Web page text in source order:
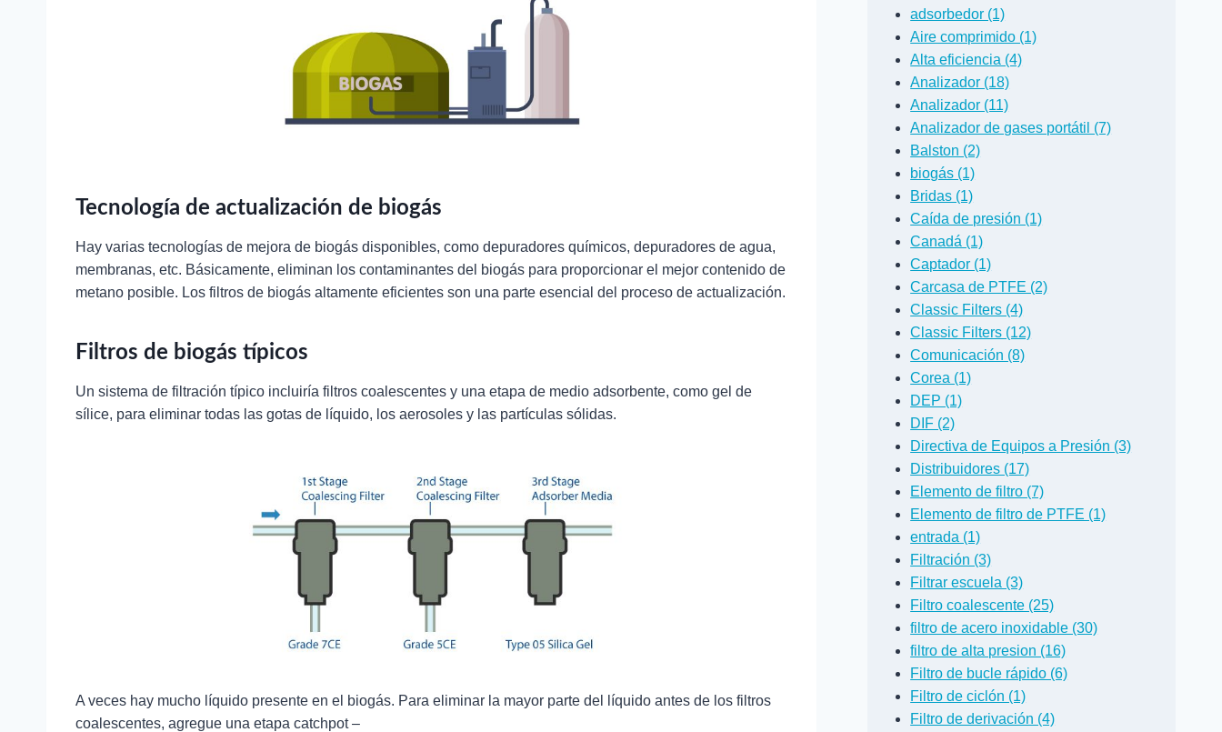
Tecnología de actualización de biogás
Hay varias tecnologías de mejora de biogás disponibles, como depuradores químicos, depuradores de agua,
membranas, etc. Básicamente, eliminan los contaminantes del biogás para proporcionar el mejor contenido de
metano posible. Los filtros de biogás altamente eficientes son una parte esencial del proceso de actualización.
Filtros de biogás típicos
Un sistema de filtración típico incluiría filtros coalescentes y una etapa de medio adsorbente, como gel de
sílice, para eliminar todas las gotas de líquido, los aerosoles y las partículas sólidas.
A veces hay mucho líquido presente en el biogás. Para eliminar la mayor parte del líquido antes de los filtros
coalescentes, agregue una etapa catchpot –
adsorbedor (1)
Aire comprimido (1)
Alta eficiencia (4)
Analizador (18)
Analizador (11)
Analizador de gases portátil (7)
Balston (2)
biogás (1)
Bridas (1)
Caída de presión (1)
Canadá (1)
Captador (1)
Carcasa de PTFE (2)
Classic Filters (4)
Classic Filters (12)
Comunicación (8)
Corea (1)
DEP (1)
DIF (2)
Directiva de Equipos a Presión (3)
Distribuidores (17)
Elemento de filtro (7)
Elemento de filtro de PTFE (1)
entrada (1)
Filtración (3)
Filtrar escuela (3)
Filtro coalescente (25)
filtro de acero inoxidable (30)
filtro de alta presion (16)
Filtro de bucle rápido (6)
Filtro de ciclón (1)
Filtro de derivación (4)